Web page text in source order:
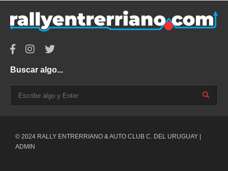
Buscar algo...
© 2024 RALLY ENTRERRIANO & AUTO CLUB C. DEL URUGUAY |
ADMIN